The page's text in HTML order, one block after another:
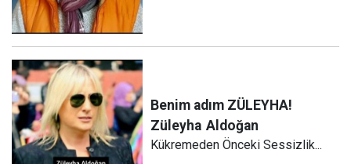
Benim adım ZÜLEYHA!
Züleyha Aldoğan
Kükremeden Önceki Sessizlik...